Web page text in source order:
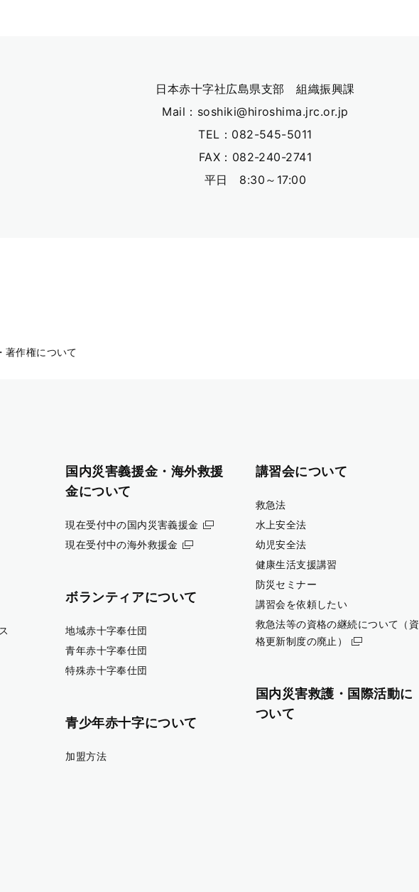
日本赤十字社広島県支部 組織振興課
Mail：soshiki@hiroshima.jrc.or.jp
TEL：082-545-5011
FAX：082-240-2741
平日 8:30～17:00
著作権について
国内災害義援金・海外救援
金について
現在受付中の国内災害義援金
現在受付中の海外救援金
ボランティアについて
地域赤十字奉仕団
青年赤十字奉仕団
特殊赤十字奉仕団
青少年赤十字について
加盟方法
講習会について
救急法
水上安全法
幼児安全法
健康生活支援講習
防災セミナー
講習会を依頼したい
救急法等の資格の継続について（資
格更新制度の廃止）
国内災害救護・国際活動に
ついて